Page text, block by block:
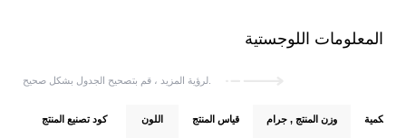
المعلومات اللوجستية
كود تصنيع المنتج اللون قياس المنتج وزن المنتج , جرام الكمية